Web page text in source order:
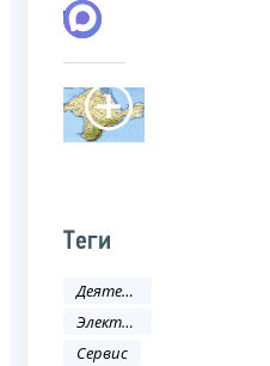
Теги
Деятельность ФНС
Электронные услуги
Сервис